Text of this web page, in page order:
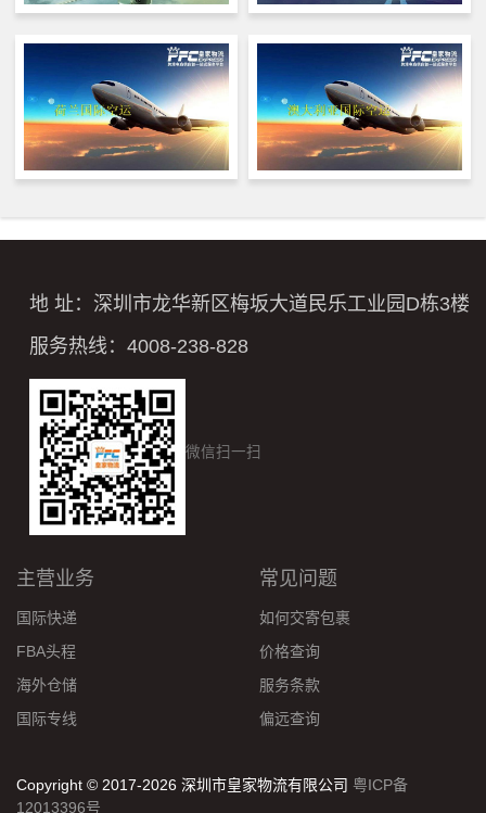
地 址：深圳市龙华新区梅坂大道民乐工业园D栋3楼
服务热线：4008-238-828
微信扫一扫
主营业务
国际快递
FBA头程
海外仓储
国际专线
常见问题
如何交寄包裹
价格查询
服务条款
偏远查询
Copyright © 2017-2026 深圳市皇家物流有限公司 粤ICP备
12013396号